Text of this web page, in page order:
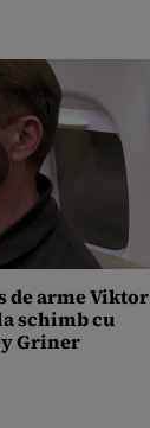
de arme Viktor
schimb cu
Griner